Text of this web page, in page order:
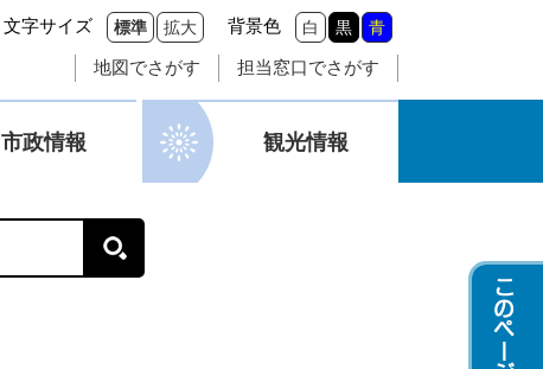
文字サイズ 標準 拡大 背景色 白 黒 青
地図でさがす 担当窓口でさがす
市政情報 観光情報